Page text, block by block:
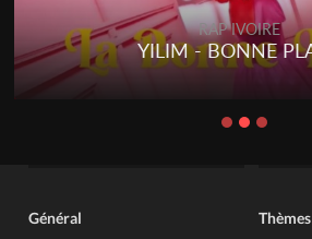
RAP IVOIRE
YILIM - BONNE PLACE
Général Thèmes